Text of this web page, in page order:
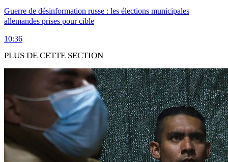
Guerre de désinformation russe : les élections municipales
allemandes prises pour cible
10:36
PLUS DE CETTE SECTION